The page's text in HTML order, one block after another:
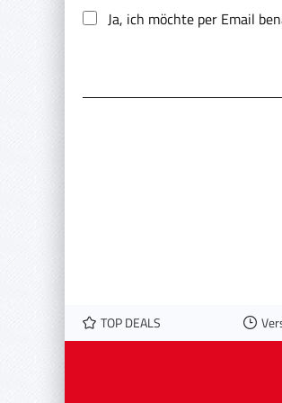
Ja, ich möchte per Email
TOP DEALS